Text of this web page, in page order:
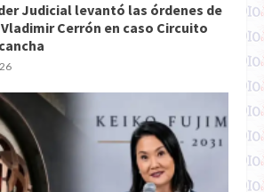
Judicial levantó las órdenes de
Cerrón en caso Circuito